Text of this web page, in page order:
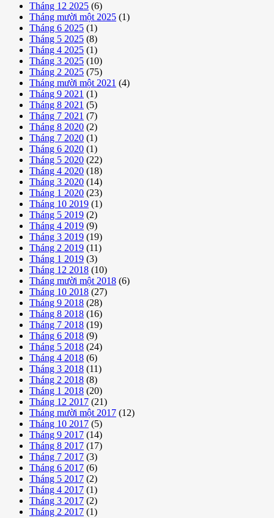
Tháng 12 2025 (6)
Tháng mười một 2025 (1)
Tháng 6 2025 (1)
Tháng 5 2025 (8)
Tháng 4 2025 (1)
Tháng 3 2025 (10)
Tháng 2 2025 (75)
Tháng mười một 2021 (4)
Tháng 9 2021 (1)
Tháng 8 2021 (5)
Tháng 7 2021 (7)
Tháng 8 2020 (2)
Tháng 7 2020 (1)
Tháng 6 2020 (1)
Tháng 5 2020 (22)
Tháng 4 2020 (18)
Tháng 3 2020 (14)
Tháng 1 2020 (23)
Tháng 10 2019 (1)
Tháng 5 2019 (2)
Tháng 4 2019 (9)
Tháng 3 2019 (19)
Tháng 2 2019 (11)
Tháng 1 2019 (3)
Tháng 12 2018 (10)
Tháng mười một 2018 (6)
Tháng 10 2018 (27)
Tháng 9 2018 (28)
Tháng 8 2018 (16)
Tháng 7 2018 (19)
Tháng 6 2018 (9)
Tháng 5 2018 (24)
Tháng 4 2018 (6)
Tháng 3 2018 (11)
Tháng 2 2018 (8)
Tháng 1 2018 (20)
Tháng 12 2017 (21)
Tháng mười một 2017 (12)
Tháng 10 2017 (5)
Tháng 9 2017 (14)
Tháng 8 2017 (17)
Tháng 7 2017 (3)
Tháng 6 2017 (6)
Tháng 5 2017 (2)
Tháng 4 2017 (1)
Tháng 3 2017 (2)
Tháng 2 2017 (1)